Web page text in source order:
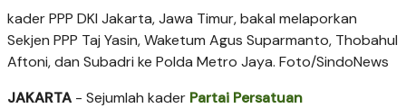
kader PPP DKI Jakarta, Jawa Timur, bakal melaporkan
Sekjen PPP Taj Yasin, Waketum Agus Suparmanto, Thobahul
Aftoni, dan Subadri ke Polda Metro Jaya. Foto/SindoNews
JAKARTA - Sejumlah kader Partai Persatuan